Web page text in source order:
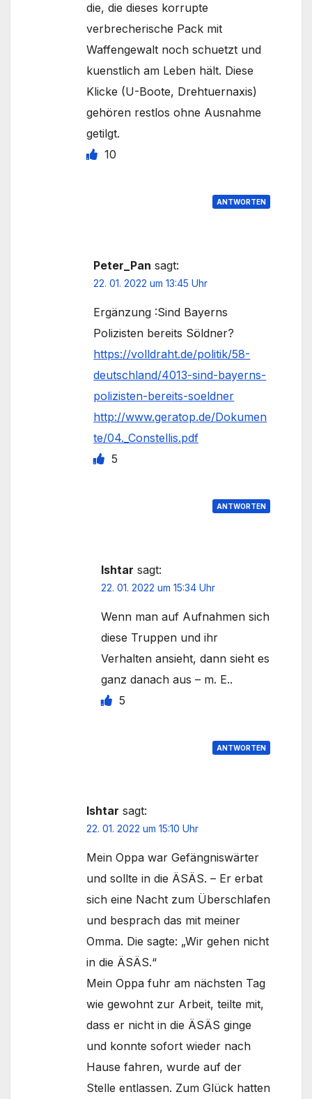
die, die dieses korrupte
verbrecherische Pack mit
Waffengewalt noch schuetzt und
kuenstlich am Leben hält. Diese
Klicke (U-Boote, Drehtuernaxis)
gehören restlos ohne Ausnahme
getilgt.
10
ANTWORTEN
Peter_Pan sagt:
22. 01. 2022 um 13:45 Uhr
Ergänzung :Sind Bayerns
Polizisten bereits Söldner?
https://volldraht.de/politik/58-
deutschland/4013-sind-bayerns-
polizisten-bereits-soeldner
http://www.geratop.de/Dokumen
te/04._Constellis.pdf
5
ANTWORTEN
Ishtar sagt:
22. 01. 2022 um 15:34 Uhr
Wenn man auf Aufnahmen sich
diese Truppen und ihr
Verhalten ansieht, dann sieht es
ganz danach aus – m. E..
5
ANTWORTEN
Ishtar sagt:
22. 01. 2022 um 15:10 Uhr
Mein Oppa war Gefängniswärter
und sollte in die ÄSÄS. – Er erbat
sich eine Nacht zum Überschlafen
und besprach das mit meiner
Omma. Die sagte: „Wir gehen nicht
in die ÄSÄS.“
Mein Oppa fuhr am nächsten Tag
wie gewohnt zur Arbeit, teilte mit,
dass er nicht in die ÄSÄS ginge
und konnte sofort wieder nach
Hause fahren, wurde auf der
Stelle entlassen. Zum Glück hatten